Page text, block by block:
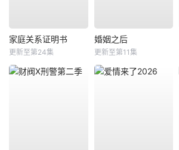
家庭关系证明书
更新至第24集
婚姻之后
更新至第11集